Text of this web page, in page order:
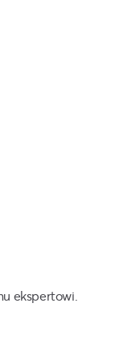
ekspertowi.